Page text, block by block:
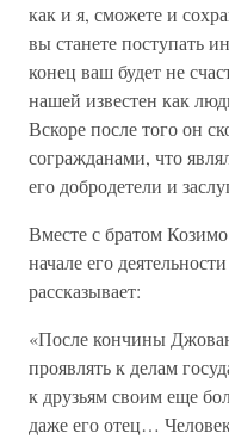
как и я, сможете и
вы станете поступать
конец ваш будет не
нашей известен как
Вскоре после того он
согражданами, что
его добродетели и
Вместе с братом
начале его
рассказывает:
«После кончины
проявлять к делам
к друзьям своим еще
даже его отец…